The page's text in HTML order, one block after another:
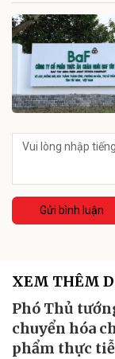
Gửi bình luận
XEM THÊM
Phó Thủ
chuyển hóa
phẩm thực